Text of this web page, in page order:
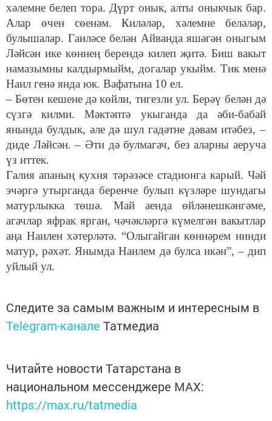
хәлемне белеп тора. Дүрт онык, алты оныкчык бар.
Алар өчен сөенәм. Киләләр, хәлемне беләләр,
булышалар. Гаиләсе белән Айванда яшәгән оныгым
Ләйсән ике көннең берендә килеп җитә. Биш вакыт
намазымны калдырмыйм, догалар укыйм. Тик менә
Наил генә янда юк. Вафатына 10 ел.
– Бөтен кешене дә көйли, тигезли ул. Берәү белән дә
сүзгә килми. Мәктәптә укыганда да әби-бабай
янында булдык, әле дә шул гадәтне дәвам итәбез, –
диде Ләйсән. – Әти дә булмагач, без аларны аеруча
үз иттек.
Галия апаның кухня тәрәзәсе стадионга карый. Чәй
эчәргә утырганда беренче булып күзләре шундагы
матурлыкка төшә. Май аенда өйләнешкәнгәме,
агачлар яфрак ярган, чәчәкләргә күмелгән вакытлар
аңа Наилен хәтерләтә. “Олыгайган көннәрем нинди
матур, рәхәт. Янымда Наилем дә булса икән”, – дип
уйлый ул.
Следите за самым важным и интересным в
Telegram-канале Татмедиа
Читайте новости Татарстана в
национальном мессенджере MАХ:
https://max.ru/tatmedia